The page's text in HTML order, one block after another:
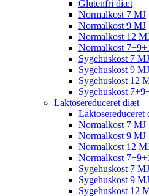
Glutenfri diæt
Normalkost 7 MJ
Normalkost 9 MJ
Normalkost 12
Normalkost
Sygehuskost 7 MJ
Sygehuskost 9 MJ
Sygehuskost 12
Sygehuskost
Laktosereduceret diæt
Laktosereduceret
Normalkost 7 MJ
Normalkost 9 MJ
Normalkost 12
Normalkost
Sygehuskost 7 MJ
Sygehuskost 9 MJ
Sygehuskost 12